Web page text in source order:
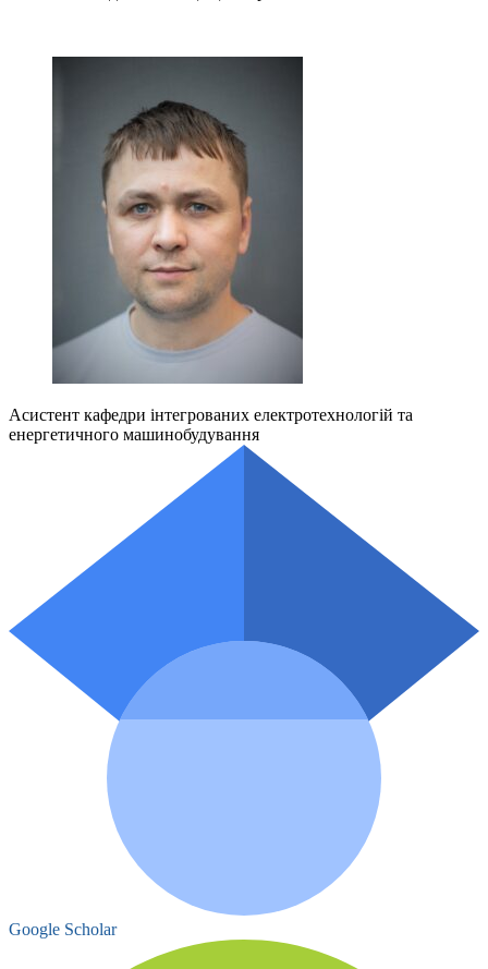
Асистент кафедри інтегрованих електротехнологій та
енергетичного машинобудування
Google Scholar